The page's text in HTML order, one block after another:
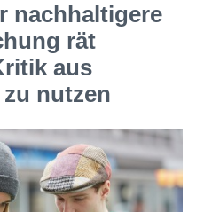
nachhaltigere
rät
aus
nutzen